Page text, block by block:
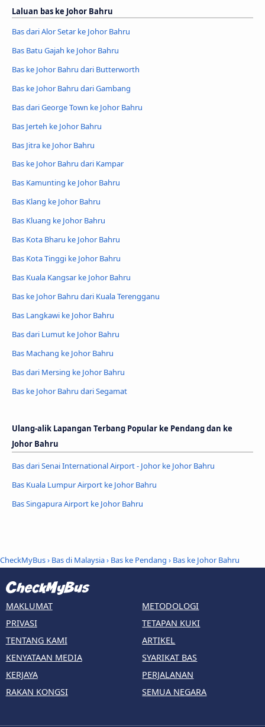
Laluan bas ke Johor Bahru
Bas dari Alor Setar ke Johor Bahru
Bas Batu Gajah ke Johor Bahru
Bas ke Johor Bahru dari Butterworth
Bas ke Johor Bahru dari Gambang
Bas dari George Town ke Johor Bahru
Bas Jerteh ke Johor Bahru
Bas Jitra ke Johor Bahru
Bas ke Johor Bahru dari Kampar
Bas Kamunting ke Johor Bahru
Bas Klang ke Johor Bahru
Bas Kluang ke Johor Bahru
Bas Kota Bharu ke Johor Bahru
Bas Kota Tinggi ke Johor Bahru
Bas Kuala Kangsar ke Johor Bahru
Bas ke Johor Bahru dari Kuala Terengganu
Bas Langkawi ke Johor Bahru
Bas dari Lumut ke Johor Bahru
Bas Machang ke Johor Bahru
Bas dari Mersing ke Johor Bahru
Bas ke Johor Bahru dari Segamat
Ulang-alik Lapangan Terbang Popular ke Pendang dan ke
Johor Bahru
Bas dari Senai International Airport - Johor ke Johor Bahru
Bas Kuala Lumpur Airport ke Johor Bahru
Bas Singapura Airport ke Johor Bahru
CheckMyBus› Bas di Malaysia› Bas ke Pendang › Bas ke Johor Bahru
MAKLUMAT
PRIVASI
TENTANG KAMI
KENYATAAN MEDIA
KERJAYA
RAKAN KONGSI
METODOLOGI
TETAPAN KUKI
ARTIKEL
SYARIKAT BAS
PERJALANAN
SEMUA NEGARA